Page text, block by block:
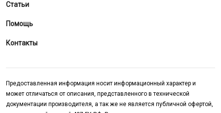
Статьи
Помощь
Контакты
Предоставленная информация носит информационный характер и
может отличаться от описания, представленного в технической
документации производителя, а так же не является публичной офертой,